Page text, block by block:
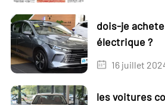
dois-je
électrique ?
16 juillet
les voitures